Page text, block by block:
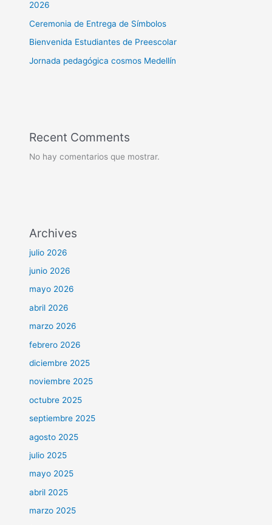
2026
Ceremonia de Entrega de Símbolos
Bienvenida Estudiantes de Preescolar
Jornada pedagógica cosmos Medellín
Recent Comments
No hay comentarios que mostrar.
Archives
julio 2026
junio 2026
mayo 2026
abril 2026
marzo 2026
febrero 2026
diciembre 2025
noviembre 2025
octubre 2025
septiembre 2025
agosto 2025
julio 2025
mayo 2025
abril 2025
marzo 2025